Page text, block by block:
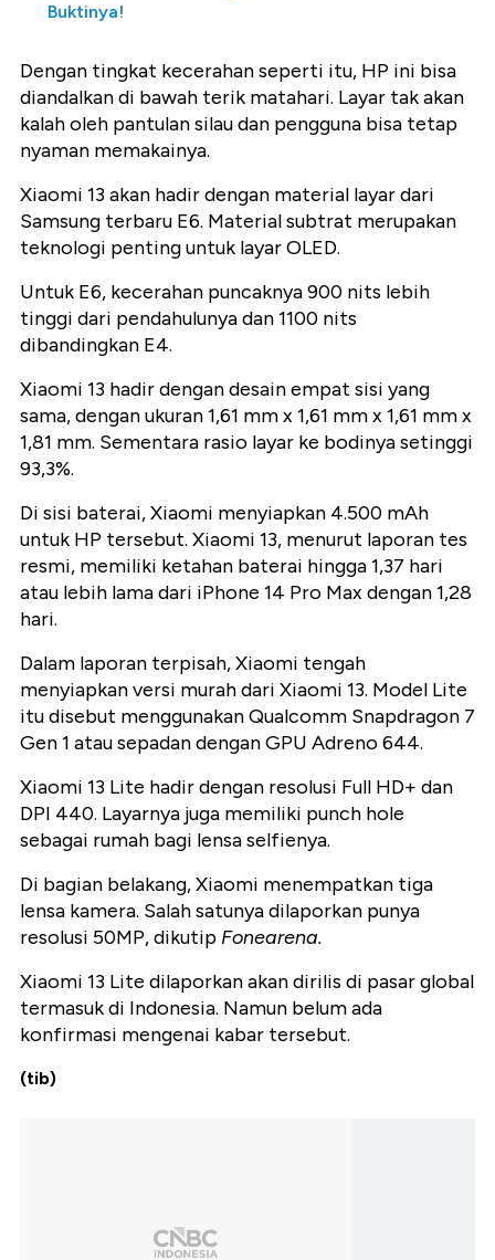
Buktinya!
Dengan tingkat kecerahan seperti itu, HP ini bisa
diandalkan di bawah terik matahari. Layar tak akan
kalah oleh pantulan silau dan pengguna bisa tetap
nyaman memakainya.
Xiaomi 13 akan hadir dengan material layar dari
Samsung terbaru E6. Material subtrat merupakan
teknologi penting untuk layar OLED.
Untuk E6, kecerahan puncaknya 900 nits lebih
tinggi dari pendahulunya dan 1100 nits
dibandingkan E4.
Xiaomi 13 hadir dengan desain empat sisi yang
sama, dengan ukuran 1,61 mm x 1,61 mm x 1,61 mm x
1,81 mm. Sementara rasio layar ke bodinya setinggi
93,3%.
Di sisi baterai, Xiaomi menyiapkan 4.500 mAh
untuk HP tersebut. Xiaomi 13, menurut laporan tes
resmi, memiliki ketahan baterai hingga 1,37 hari
atau lebih lama dari iPhone 14 Pro Max dengan 1,28
hari.
Dalam laporan terpisah, Xiaomi tengah
menyiapkan versi murah dari Xiaomi 13. Model Lite
itu disebut menggunakan Qualcomm Snapdragon 7
Gen 1 atau sepadan dengan GPU Adreno 644.
Xiaomi 13 Lite hadir dengan resolusi Full HD+ dan
DPI 440. Layarnya juga memiliki punch hole
sebagai rumah bagi lensa selfienya.
Di bagian belakang, Xiaomi menempatkan tiga
lensa kamera. Salah satunya dilaporkan punya
resolusi 50MP, dikutip Fonearena.
Xiaomi 13 Lite dilaporkan akan dirilis di pasar global
termasuk di Indonesia. Namun belum ada
konfirmasi mengenai kabar tersebut.
(tib)